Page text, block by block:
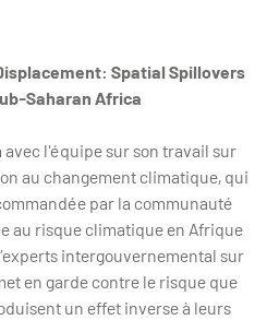
Spatial Spillovers
Saharan Africa
l'équipe sur son travail sur
au changement climatique, qui
par la communauté
au risque climatique en Afrique
intergouvernemental sur
en garde contre le risque que
un effet inverse à leurs